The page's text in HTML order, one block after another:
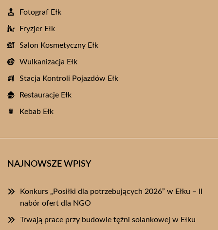
Fotograf Ełk
Fryzjer Ełk
Salon Kosmetyczny Ełk
Wulkanizacja Ełk
Stacja Kontroli Pojazdów Ełk
Restauracje Ełk
Kebab Ełk
NAJNOWSZE WPISY
Konkurs „Posiłki dla potrzebujących 2026” w Ełku – II
nabór ofert dla NGO
Trwają prace przy budowie tężni solankowej w Ełku